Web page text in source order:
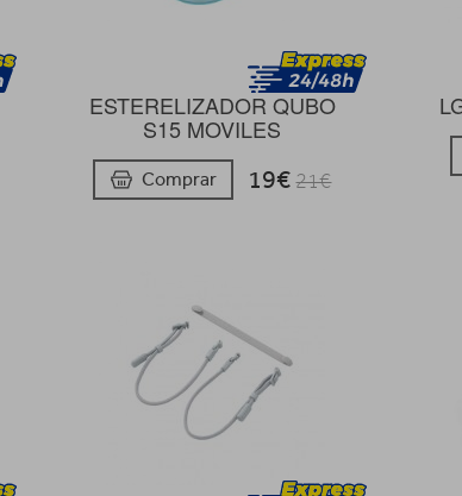
ESTERELIZADOR QUBO
S15 MOVILES
Comprar 19€21€